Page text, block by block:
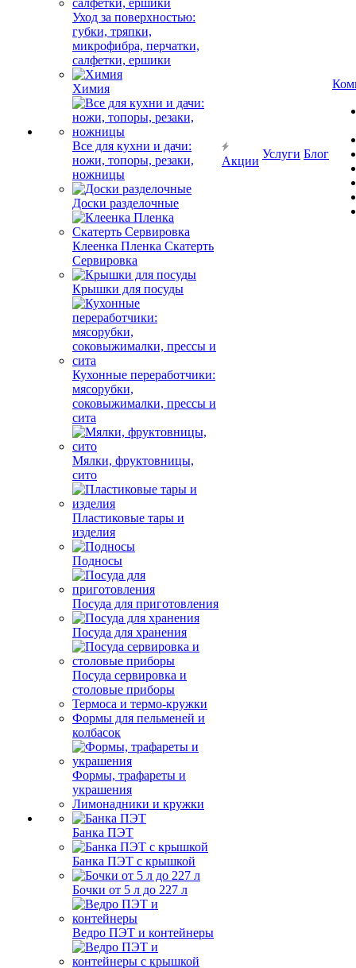
Уход за поверхностью:
губки, тряпки,
микрофибра, перчатки,
салфетки, ершики
Химия
Все для кухни и дачи:
ножи, топоры, резаки,
ножницы
Доски разделочные
Клеенка Пленка Скатерть
Сервировка
Крышки для посуды
Кухонные переработчики:
мясорубки,
соковыжималки, прессы и
сита
Мялки, фруктовницы,
сито
Пластиковые тары и
изделия
Подносы
Посуда для приготовления
Посуда для хранения
Посуда сервировка и
столовые приборы
Термоса и термо-кружки
Формы для пельменей и
колбасок
Формы, трафареты и
украшения
Лимонадники и кружки
Банка ПЭТ
Банка ПЭТ с крышкой
Бочки от 5 л до 227 л
Ведро ПЭТ и контейнеры
Акции
Услуги Блог